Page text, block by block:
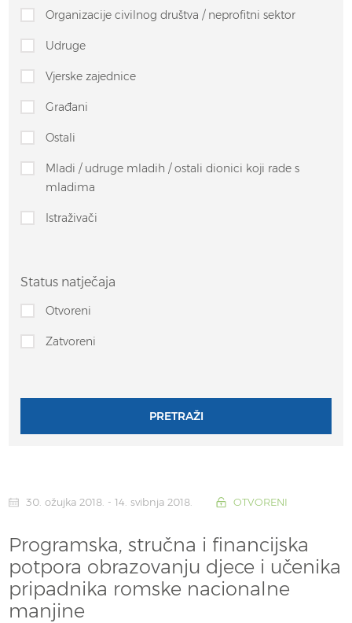
Organizacije civilnog društva / neprofitni sektor
Udruge
Vjerske zajednice
Građani
Ostali
Mladi / udruge mladih / ostali dionici koji rade s
mladima
Istraživači
Status natječaja
Otvoreni
Zatvoreni
PRETRAŽI
30. ožujka 2018. - 14. svibnja 2018. OTVORENI
Programska, stručna i financijska
potpora obrazovanju djece i učenika
pripadnika romske nacionalne
manjine